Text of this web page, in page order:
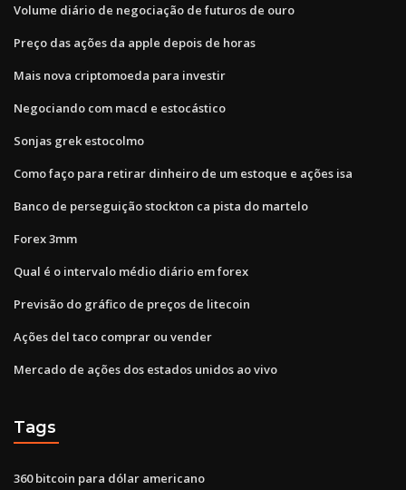
Volume diário de negociação de futuros de ouro
Preço das ações da apple depois de horas
Mais nova criptomoeda para investir
Negociando com macd e estocástico
Sonjas grek estocolmo
Como faço para retirar dinheiro de um estoque e ações isa
Banco de perseguição stockton ca pista do martelo
Forex 3mm
Qual é o intervalo médio diário em forex
Previsão do gráfico de preços de litecoin
Ações del taco comprar ou vender
Mercado de ações dos estados unidos ao vivo
Tags
360 bitcoin para dólar americano